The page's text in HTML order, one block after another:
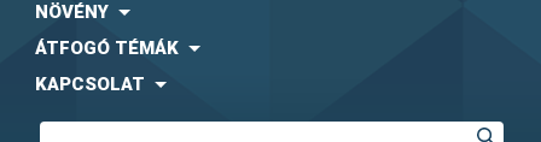
NÖVÉNY
ÁTFOGÓ TÉMÁK
KAPCSOLAT